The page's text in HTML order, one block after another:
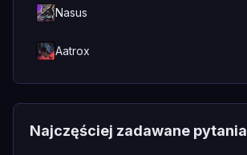
Nasus
Aatrox
Najczęściej zadawane pytania